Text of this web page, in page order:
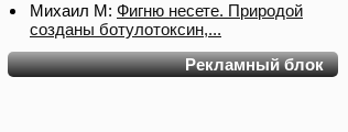
Михаил М: Фигню несете. Природой
созданы ботулотоксин,...
Рекламный блок